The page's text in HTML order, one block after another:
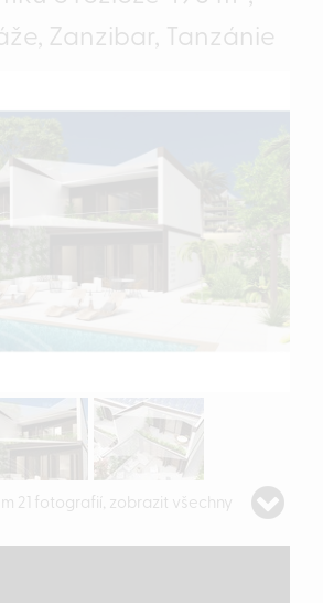
Zanzibar, Tanzánie
21 fotografií, zobrazit všechny